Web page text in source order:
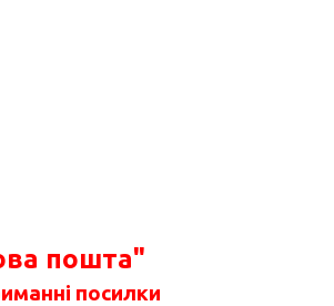
пошта"
посилки